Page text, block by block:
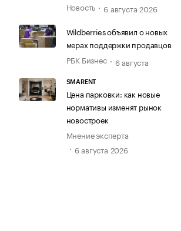
Новость
6 августа 2026
Wildberries объявил о новых
мерах поддержки продавцов
РБК Бизнес
6 августа
SMARENT
Цена парковки: как новые
нормативы изменят рынок
новостроек
Мнение эксперта
6 августа 2026